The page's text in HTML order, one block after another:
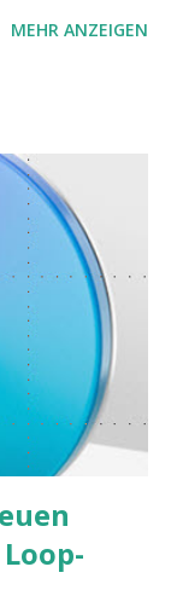
gefunden,
MEHR ANZEIGEN